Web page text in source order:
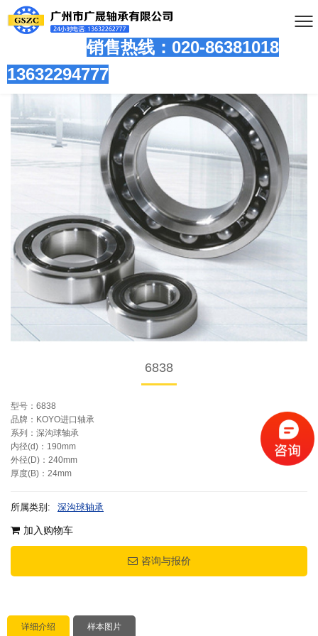
销售热线：020-86381018
13632294777
6838
型号：6838
品牌：KOYO进口轴承
系列：深沟球轴承
内径(d)：190mm
外径(D)：240mm
厚度(B)：24mm
所属类别: 深沟球轴承
加入购物车
咨询与报价
详细介绍 样本图片